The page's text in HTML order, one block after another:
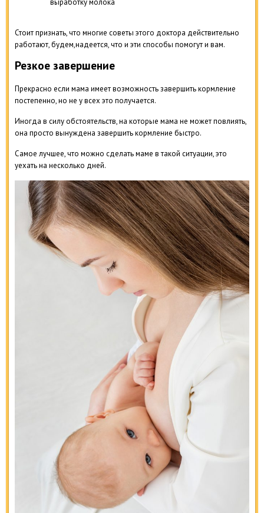
выработку молока
Стоит признать, что многие советы этого доктора действительно
работают, будем,надеется, что и эти способы помогут и вам.
Резкое завершение
Прекрасно если мама имеет возможность завершить кормление
постепенно, но не у всех это получается.
Иногда в силу обстоятельств, на которые мама не может повлиять,
она просто вынуждена завершить кормление быстро.
Самое лучшее, что можно сделать маме в такой ситуации, это
уехать на несколько дней.